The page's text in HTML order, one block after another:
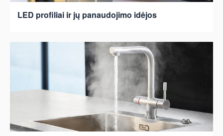
LED profiliai ir jų panaudojimo idėjos